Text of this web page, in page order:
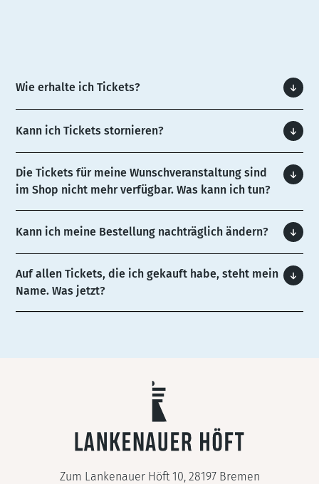
Wie erhalte ich Tickets?
Kann ich Tickets stornieren?
Die Tickets für meine Wunschveranstaltung sind
im Shop nicht mehr verfügbar. Was kann ich tun?
Kann ich meine Bestellung nachträglich ändern?
Auf allen Tickets, die ich gekauft habe, steht mein
Name. Was jetzt?
Zum Lankenauer Höft 10, 28197 Bremen